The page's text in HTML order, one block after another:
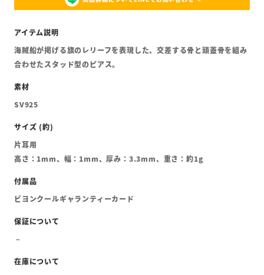
海賊船が掲げる旗のレリーフを表現した、交差する骨と頭蓋骨を組み
合わせたスタッド型のピアス。
SV925
片耳用
高さ：1mm、幅：1mm、厚み：3.3mm、重さ：約1g
ビヨンクールギャランティーカード